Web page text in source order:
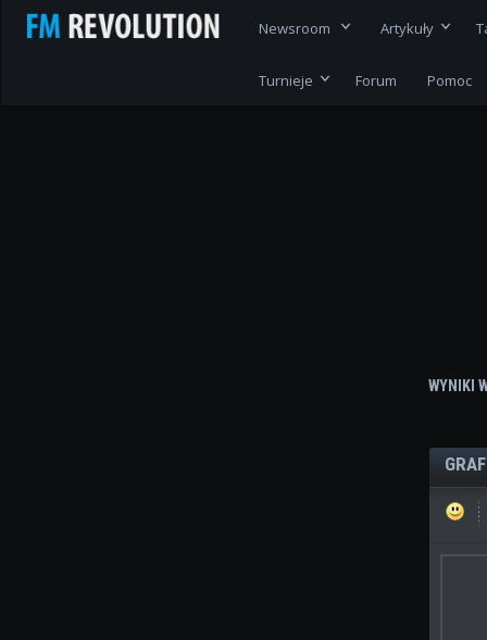
Newsroom Artykuły
Turnieje Forum Pomoc
WYNIKI